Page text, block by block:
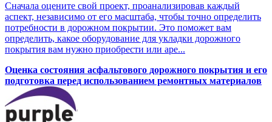
Сначала оцените свой проект, проанализировав каждый
аспект, независимо от его масштаба, чтобы точно определить
потребности в дорожном покрытии. Это поможет вам
определить, какое оборудование для укладки дорожного
покрытия вам нужно приобрести или аре...
Оценка состояния асфальтового дорожного покрытия и его
подготовка перед использованием ремонтных материалов